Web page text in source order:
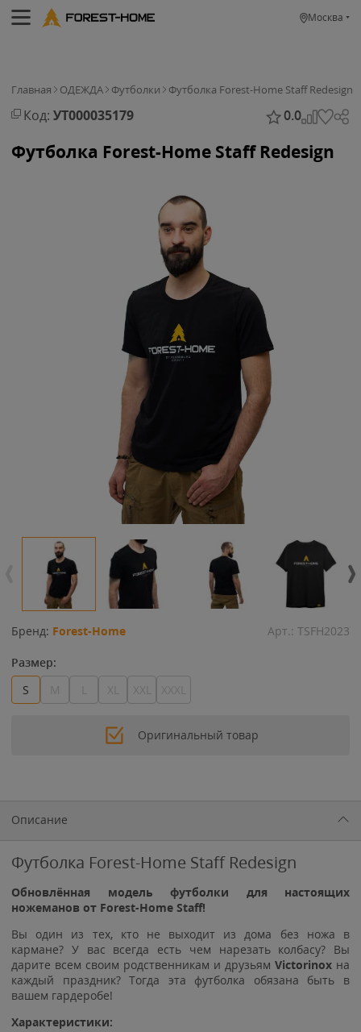
Москва
Главная ОДЕЖДА Футболки Футболка Forest-Home Staff Redesign
Код: УТ000035179 0.0
Футболка Forest-Home Staff Redesign
Бренд: Forest-Home Арт.: TSFH2023
Размер:
S
M L XL XXL XXXL
Оригинальный товар
Описание
Футболка Forest-Home Staff Redesign
Обновлённая модель футболки для настоящих
ножеманов от Forest-Home Staff!
Вы один из тех, кто не выходит из дома без ножа в
кармане? У вас всегда есть чем нарезать колбасу? Вы
дарите всем своим родственникам и друзьям Victorinox на
каждый праздник? Тогда эта футболка обязана быть в
вашем гардеробе!
Характеристики: